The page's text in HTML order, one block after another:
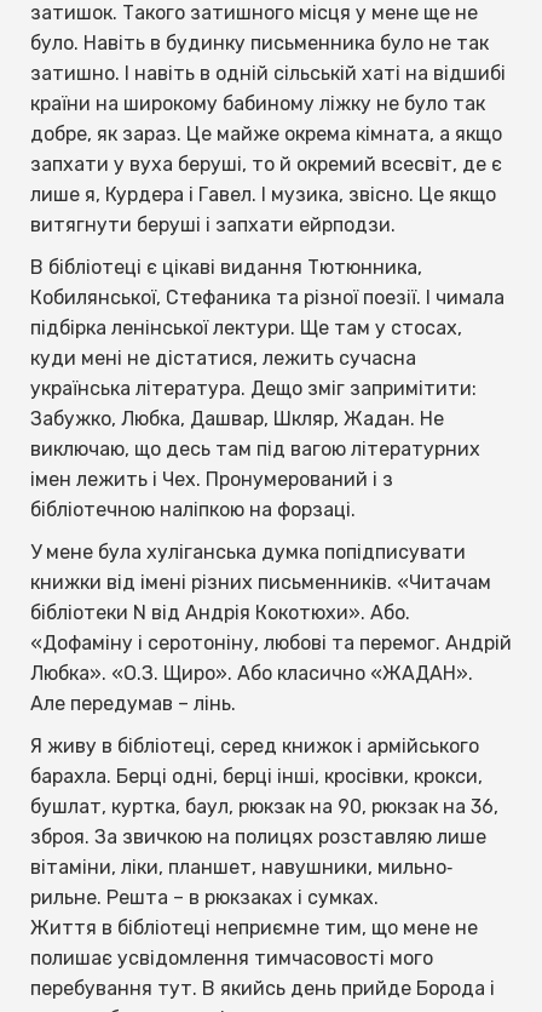
затишок. Такого затишного місця у мене ще не
було. Навіть в будинку письменника було не так
затишно. І навіть в одній сільській хаті на відшибі
країни на широкому бабиному ліжку не було так
добре, як зараз. Це майже окрема кімната, а якщо
запхати у вуха беруші, то й окремий всесвіт, де є
лише я, Курдера і Гавел. І музика, звісно. Це якщо
витягнути беруші і запхати ейрподзи.
В бібліотеці є цікаві видання Тютюнника,
Кобилянської, Стефаника та різної поезії. І чимала
підбірка ленінської лектури. Ще там у стосах,
куди мені не дістатися, лежить сучасна
українська література. Дещо зміг запримітити:
Забужко, Любка, Дашвар, Шкляр, Жадан. Не
виключаю, що десь там під вагою літературних
імен лежить і Чех. Пронумерований і з
бібліотечною наліпкою на форзаці.
У мене була хуліганська думка попідписувати
книжки від імені різних письменників. «Читачам
бібліотеки N від Андрія Кокотюхи». Або.
«Дофаміну і серотоніну, любові та перемог. Андрій
Любка». «О.З. Щиро». Або класично «ЖАДАН».
Але передумав – лінь.
Я живу в бібліотеці, серед книжок і армійського
барахла. Берці одні, берці інші, кросівки, крокси,
бушлат, куртка, баул, рюкзак на 90, рюкзак на 36,
зброя. За звичкою на полицях розставляю лише
вітаміни, ліки, планшет, навушники, мильно‐
рильне. Решта – в рюкзаках і сумках.
Життя в бібліотеці неприємне тим, що мене не
полишає усвідомлення тимчасовості мого
перебування тут. В якийсь день прийде Борода і